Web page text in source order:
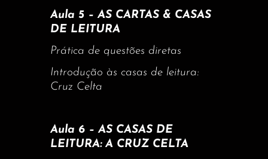
Aula 5 – AS CARTAS & CASAS
DE LEITURA
Prática de questões diretas
Introdução às casas de leitura:
Cruz Celta
Aula 6 – AS CASAS DE
LEITURA: A CRUZ CELTA